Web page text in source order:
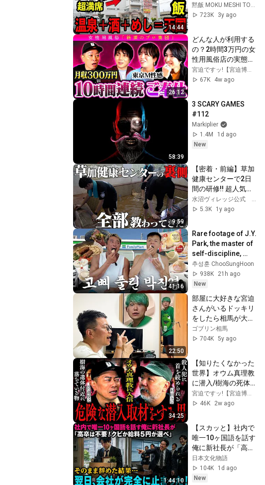
14:44
温泉施設の爆売れ食
堂。
黙飯 MOKU MESHI TOKYO
723K
3y ago
26:12
どんな人が利用する
の？2時間3万円の女
性用風俗店の実態が
すごすぎました。宮迫ですッ!【宮迫博之】
67K
4w ago
58:39
3 SCARY GAMES
#112
Markiplier
1.4M
1d ago
New
9:59
【密着・前編】草加
健康センターで2日
間の研修!! 超人気温
浴施設の“裏側”に迫
る
水沼ヴィレッジ公式 【駅の天然温泉&サウナの森】
5.3K
1y ago
41:16
Rare footage of J.Y.
Park, the master of
self-discipline,
eating and drinking
at a Japanese
conve...
추성훈 ChooSungHoon
938K
21h ago
New
22:50
部屋に大好きな宮迫
さんがいるドッキリ
をしたら相馬が大発
狂したwww【トーク
多め】
ゴブリン相馬
704K 5y ago
34:25
【知りたくなかった
世界】オウム真理教
に潜入/樹海の死体
を調査したら…/殺人
犯にインタビュー
46K
2w ago
1:44:10
【スカッと】社内で
唯一10ヶ国語を話す
俺に新社長が「高卒
は不要！クビか給料
５円か選べ」と言っ
てきた。そのまま辞
日本文化物語
104K
1d ago
New